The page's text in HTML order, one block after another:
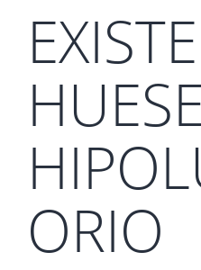
EXISTE
ORIO